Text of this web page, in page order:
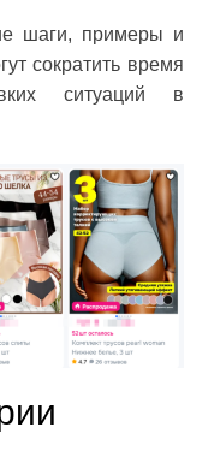
шаги, примеры и
сократить время
ситуаций в